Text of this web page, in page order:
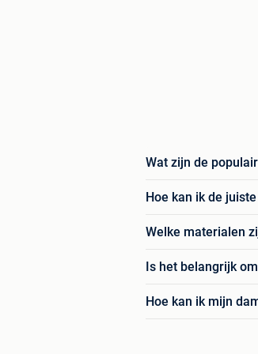
Wat zijn de
Hoe kan ik de
Welke materialen
Is het belangrijk
Hoe kan ik mijn